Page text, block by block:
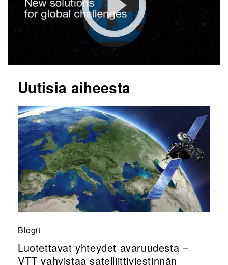
Uutisia aiheesta
Blogit
Luotettavat yhteydet avaruudesta –
VTT vahvistaa satelliittiviestinnän